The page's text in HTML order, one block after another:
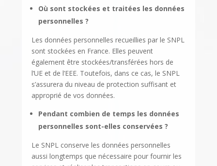
Où sont stockées et traitées les données
personnelles ?
Les données personnelles recueillies par le SNPL
sont stockées en France. Elles peuvent
également être stockées/transférées hors de
l’UE et de l’EEE. Toutefois, dans ce cas, le SNPL
s’assurera du niveau de protection suffisant et
approprié de vos données.
Pendant combien de temps les données
personnelles sont-elles conservées ?
Le SNPL conserve les données personnelles
aussi longtemps que nécessaire pour fournir les